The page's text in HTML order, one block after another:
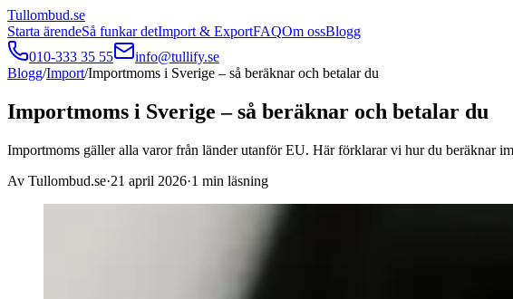
Tullombud.se
Starta ärendeSå funkar detImport & ExportFAQOm ossBlogg
010-333 35 55
info@tullify.se
Blogg/Import/Importmoms i Sverige – så beräknar och betalar du
Importmoms i Sverige – så beräknar och betalar du
Importmoms gäller alla varor från länder utanför EU. Här förklarar vi hur du beräknar
Av Tullombud.se·21 april 2026·1 min läsning